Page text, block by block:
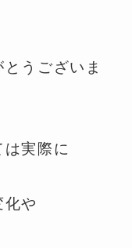
うございま
実際に
や